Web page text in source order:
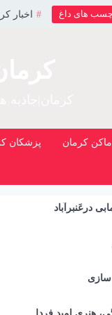
های داغ اخبار
اماکن کرمان پزشکان
درعَنبرآباد